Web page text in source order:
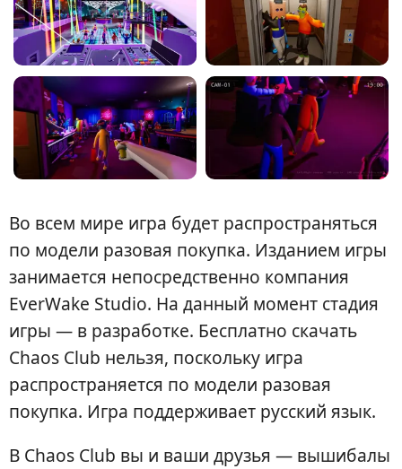
Во всем мире игра будет распространяться
по модели разовая покупка. Изданием игры
занимается непосредственно компания
EverWake Studio. На данный момент стадия
игры — в разработке. Бесплатно скачать
Chaos Club нельзя, поскольку игра
распространяется по модели разовая
покупка. Игра поддерживает русский язык.
В Chaos Club вы и ваши друзья — вышибалы